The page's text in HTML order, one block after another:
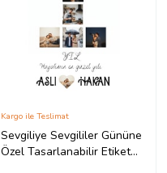
Sevgiliye Sevgililer Gününe
Özel Tasarlanabilir Etiket
Kargo ile Teslimat